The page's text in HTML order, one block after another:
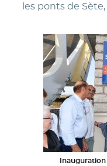
les ponts de